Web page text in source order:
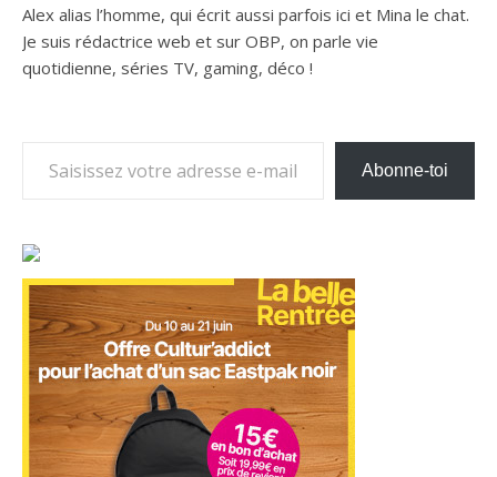
Alex alias l’homme, qui écrit aussi parfois ici et Mina le chat.
Je suis rédactrice web et sur OBP, on parle vie
quotidienne, séries TV, gaming, déco !
Abonne-toi